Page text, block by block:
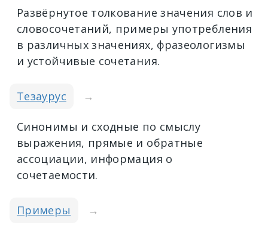
Развёрнутое толкование значения слов и
словосочетаний, примеры употребления
в различных значениях, фразеологизмы
и устойчивые сочетания.
Тезаурус →
Синонимы и сходные по смыслу
выражения, прямые и обратные
ассоциации, информация о
сочетаемости.
Примеры →